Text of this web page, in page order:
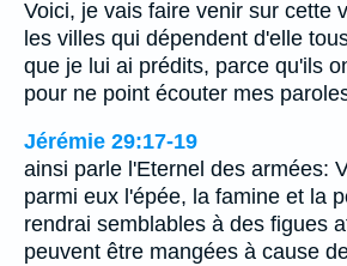
Voici, je vais faire venir sur cette
les villes qui dépendent d'elle
que je lui ai prédits, parce qu'ils
pour ne point écouter mes
Jérémie 29:17-19
ainsi parle l'Eternel des armées:
parmi eux l'épée, la famine et la
rendrai semblables à des figues
peuvent être mangées à cause